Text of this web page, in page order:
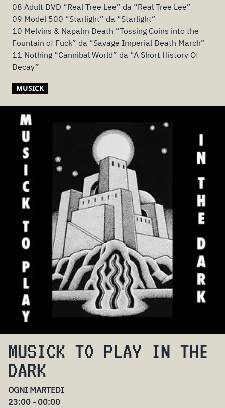
08 Adult DVD “Real Tree Lee” da “Real Tree Lee”
09 Model 500 “Starlight” da “Starlight”
10 Melvins & Napalm Death “Tossing Coins into the
Fountain of Fuck” da “Savage Imperial Death March”
11 Nothing “Cannibal World” da “A Short History Of
Decay”
MUSICK
MUSICK TO PLAY IN THE
DARK
OGNI MARTEDI
23:00 - 00:00